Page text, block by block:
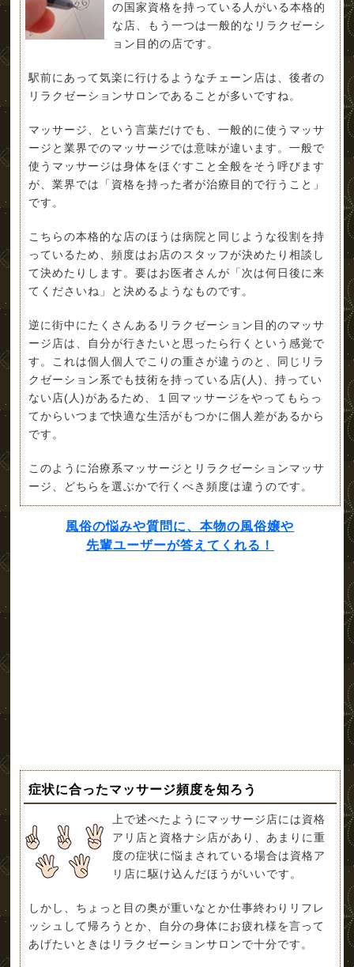
の国家資格を持っている人がいる本格的
な店、もう一つは一般的なリラクゼーシ
ョン目的の店です。
駅前にあって気楽に行けるようなチェーン店は、後者の
リラクゼーションサロンであることが多いですね。
マッサージ、という言葉だけでも、一般的に使うマッサ
ージと業界でのマッサージでは意味が違います。一般で
使うマッサージは身体をほぐすこと全般をそう呼びます
が、業界では「資格を持った者が治療目的で行うこと」
です。
こちらの本格的な店のほうは病院と同じような役割を持
っているため、頻度はお店のスタッフが決めたり相談し
て決めたりします。要はお医者さんが「次は何日後に来
てくださいね」と決めるようなものです。
逆に街中にたくさんあるリラクゼーション目的のマッサ
ージ店は、自分が行きたいと思ったら行くという感覚で
す。これは個人個人でこりの重さが違うのと、同じリラ
クゼーション系でも技術を持っている店(人)、持ってい
ない店(人)があるため、１回マッサージをやってもらっ
てからいつまで快適な生活がもつかに個人差があるから
です。
このように治療系マッサージとリラクゼーションマッサ
ージ、どちらを選ぶかで行くべき頻度は違うのです。
風俗の悩みや質問に、本物の風俗嬢や
先輩ユーザーが答えてくれる！
症状に合ったマッサージ頻度を知ろう
上で述べたようにマッサージ店には資格
アリ店と資格ナシ店があり、あまりに重
度の症状に悩まされている場合は資格ア
リ店に駆け込んだほうがいいです。
しかし、ちょっと目の奥が重いなとか仕事終わりリフレ
ッシュして帰ろうとか、自分の身体にお疲れ様を言って
あげたいときはリラクゼーションサロンで十分です。